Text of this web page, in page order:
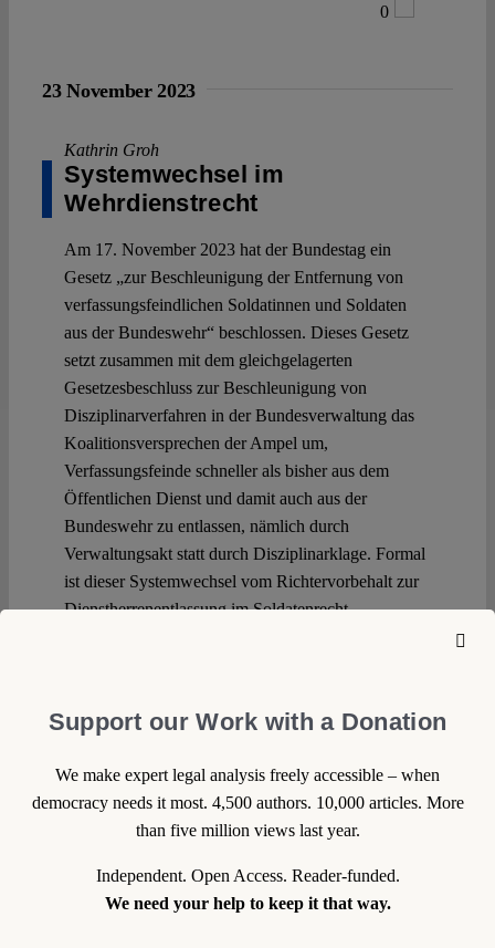
0
23 November 2023
Kathrin Groh
Systemwechsel im
Wehrdienstrecht
Am 17. November 2023 hat der Bundestag ein
Gesetz „zur Beschleunigung der Entfernung von
verfassungsfeindlichen Soldatinnen und Soldaten
aus der Bundeswehr“ beschlossen. Dieses Gesetz
setzt zusammen mit dem gleichgelagerten
Gesetzesbeschluss zur Beschleunigung von
Disziplinarverfahren in der Bundesverwaltung das
Koalitionsversprechen der Ampel um,
Verfassungsfeinde schneller als bisher aus dem
Öffentlichen Dienst und damit auch aus der
Bundeswehr zu entlassen, nämlich durch
Verwaltungsakt statt durch Disziplinarklage. Formal
ist dieser Systemwechsel vom Richtervorbehalt zur
Dienstherrenentlassung im Soldatenrecht
Support our Work with a Donation
We make expert legal analysis freely accessible – when
democracy needs it most. 4,500 authors. 10,000 articles. More
than five million views last year.
Independent. Open Access. Reader-funded.
We need your help to keep it that way.